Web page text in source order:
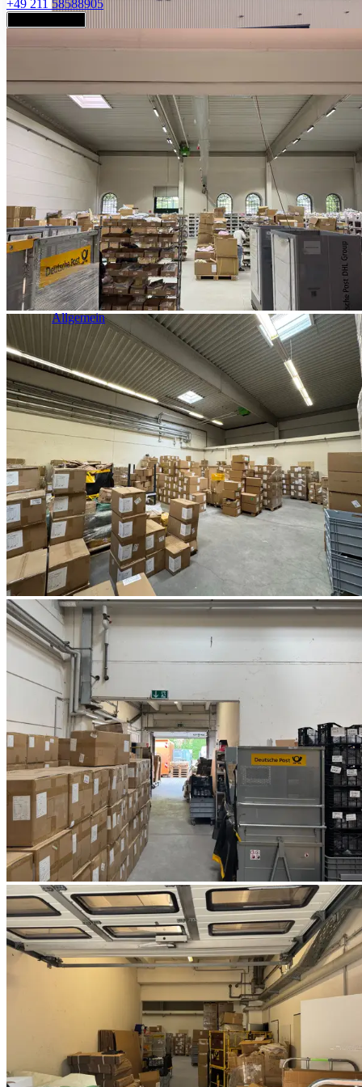
Industrie & Logistik
Allgemein
+49 211 58588905